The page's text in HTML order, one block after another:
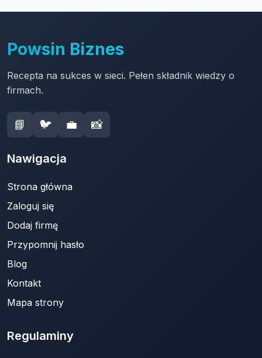
Powsin Biznes
Recepta na sukces w sieci. Pełen składnik wiedzy o
firmach.
📘 🐦 💼 📸
Nawigacja
Strona główna
Zaloguj się
Dodaj firmę
Przypomnij hasło
Blog
Kontakt
Mapa strony
Regulaminy